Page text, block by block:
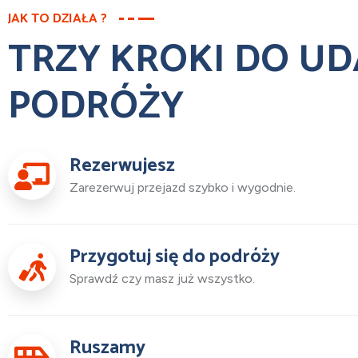
JAK TO DZIAŁA ?
TRZY KROKI DO
PODRÓŻY
Rezerwujesz
Zarezerwuj przejazd szybko i wygodnie.
Przygotuj się do podróży
Sprawdź czy masz już wszystko.
Ruszamy